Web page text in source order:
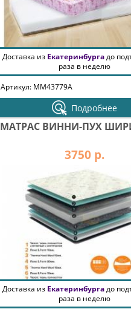
Доставка из Екатеринбургадо
раза в неделю
Артикул: MM43779A
Подробнее
МАТРАС ВИННИ-ПУХ
3750 р.
Доставка из Екатеринбургадо
раза в неделю